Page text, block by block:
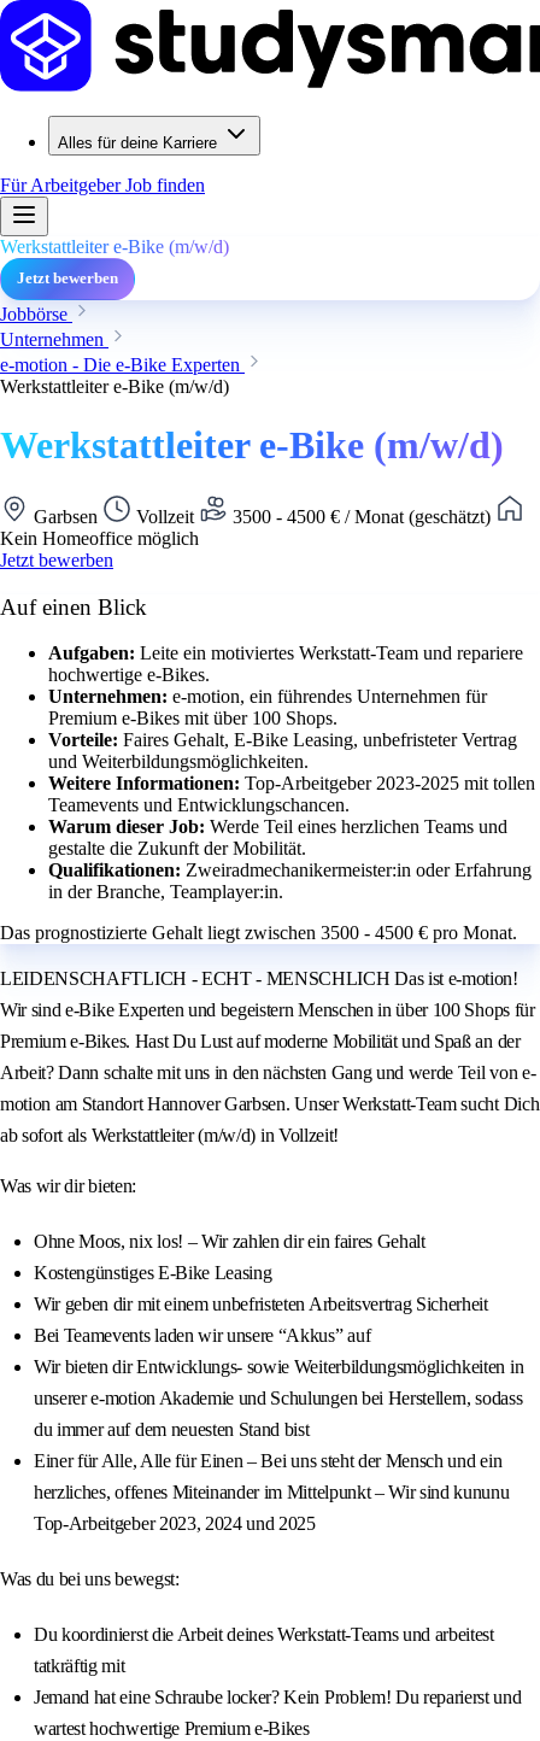
Alles für deine Karriere
Für ArbeitgeberJob finden
Werkstattleiter e-Bike (m/w/d)
Jetzt bewerben
Jobbörse
Unternehmen
e-motion - Die e-Bike Experten
Werkstattleiter e-Bike (m/w/d)
Werkstattleiter e-Bike (m/w/d)
Garbsen Vollzeit
3500 - 4500 € / Monat (geschätzt)
Kein Homeoffice möglich
Jetzt bewerben
Auf einen Blick
Aufgaben: Leite ein motiviertes Werkstatt-Team und repariere
hochwertige e-Bikes.
Unternehmen: e-motion, ein führendes Unternehmen für
Premium e-Bikes mit über 100 Shops.
Vorteile: Faires Gehalt, E-Bike Leasing, unbefristeter Vertrag
und Weiterbildungsmöglichkeiten.
Weitere Informationen: Top-Arbeitgeber 2023-2025 mit tollen
Teamevents und Entwicklungschancen.
Warum dieser Job: Werde Teil eines herzlichen Teams und
gestalte die Zukunft der Mobilität.
Qualifikationen: Zweiradmechanikermeister:in oder Erfahrung
in der Branche, Teamplayer:in.
Das prognostizierte Gehalt liegt zwischen 3500 - 4500 € pro Monat.
LEIDENSCHAFTLICH - ECHT - MENSCHLICH Das ist e-motion!
Wir sind e-Bike Experten und begeistern Menschen in über 100 Shops für
Premium e-Bikes. Hast Du Lust auf moderne Mobilität und Spaß an der
Arbeit? Dann schalte mit uns in den nächsten Gang und werde Teil von e-
motion am Standort Hannover Garbsen. Unser Werkstatt-Team sucht Dich
ab sofort als Werkstattleiter (m/w/d) in Vollzeit!
Was wir dir bieten:
Ohne Moos, nix los! – Wir zahlen dir ein faires Gehalt
Kostengünstiges E‑Bike Leasing
Wir geben dir mit einem unbefristeten Arbeitsvertrag Sicherheit
Bei Teamevents laden wir unsere “Akkus” auf
Wir bieten dir Entwicklungs‑ sowie Weiterbildungsmöglichkeiten in
unserer e‑motion Akademie und Schulungen bei Herstellern, sodass
du immer auf dem neuesten Stand bist
Einer für Alle, Alle für Einen – Bei uns steht der Mensch und ein
herzliches, offenes Miteinander im Mittelpunkt – Wir sind kununu
Top-Arbeitgeber 2023, 2024 und 2025
Was du bei uns bewegst:
Du koordinierst die Arbeit deines Werkstatt‑Teams und arbeitest
tatkräftig mit
Jemand hat eine Schraube locker? Kein Problem! Du reparierst und
wartest hochwertige Premium e‑Bikes